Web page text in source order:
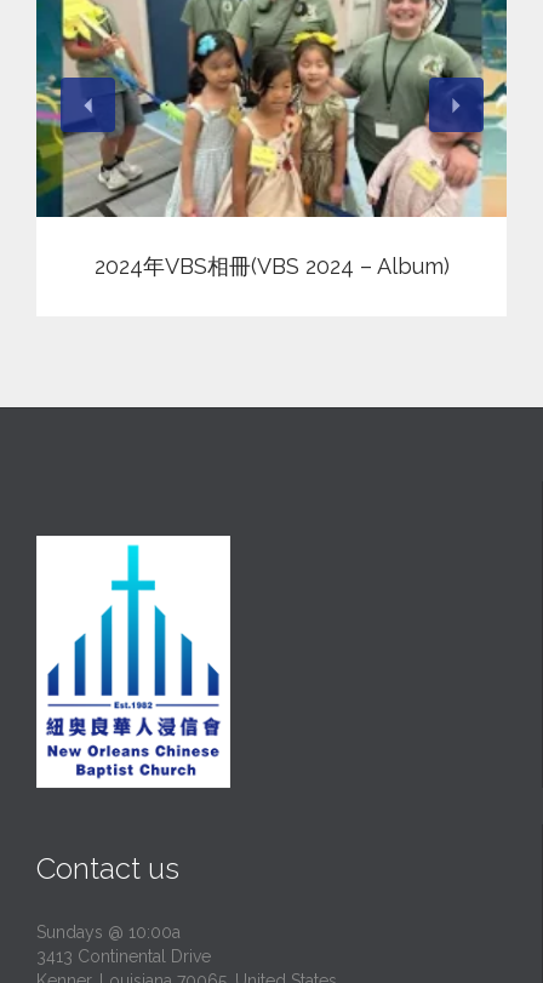
2024年VBS相冊(VBS 2024 – Album)
View
Contact us
Sundays @ 10:00a
3413 Continental Drive